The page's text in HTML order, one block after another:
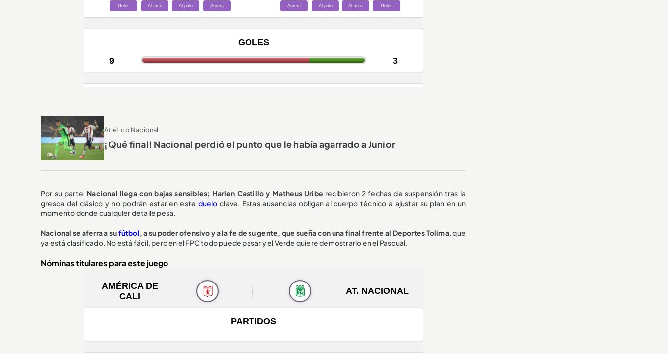
Atlético Nacional
¡Qué final! Nacional perdió el punto que le había agarrado a Junior
Por su parte, Nacional llega con bajas sensibles; Harlen Castillo y Matheus Uribe recibieron 2 fechas de suspensión tras la
gresca del clásico y no podrán estar en este dueloclave. Estas ausencias obligan al cuerpo técnico a ajustar su plan en un
momento donde cualquier detalle pesa.
Nacional se aferra a sufútbol, a su poder ofensivo y a la fe de su gente, que sueña con una final frente al Deportes Tolima, que
ya está clasificado. No está fácil, pero en el FPC todo puede pasar y el Verde quiere demostrarlo en el Pascual.
Nóminas titulares para este juego